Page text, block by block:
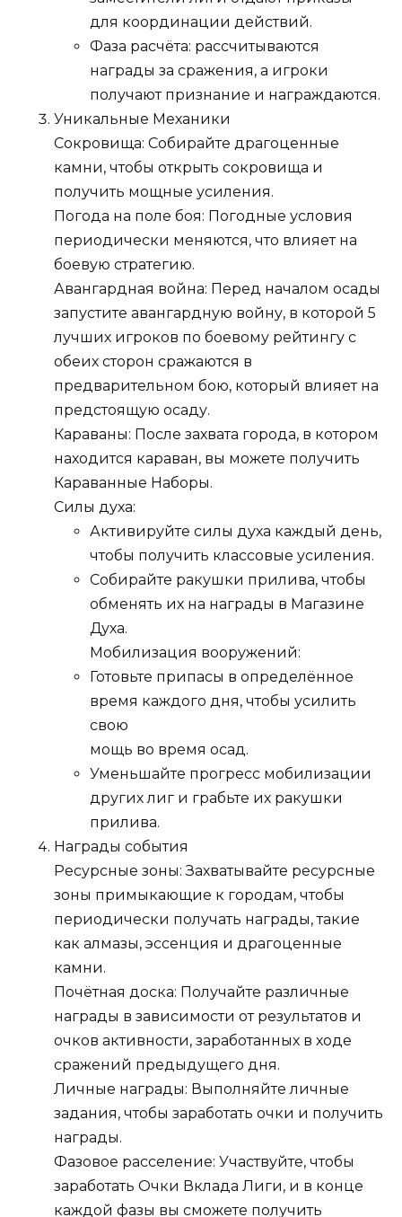
для координации действий.
Фаза расчёта: рассчитываются
награды за сражения, а игроки
получают признание и награждаются.
Уникальные Механики
Сокровища: Собирайте драгоценные
камни, чтобы открыть сокровища и
получить мощные усиления.
Погода на поле боя: Погодные условия
периодически меняются, что влияет на
боевую стратегию.
Авангардная война: Перед началом осады
запустите авангардную войну, в которой 5
лучших игроков по боевому рейтингу с
обеих сторон сражаются в
предварительном бою, который влияет на
предстоящую осаду.
Караваны: После захвата города, в котором
находится караван, вы можете получить
Караванные Наборы.
Силы духа:
Активируйте силы духа каждый день,
чтобы получить классовые усиления.
Собирайте ракушки прилива, чтобы
обменять их на награды в Магазине
Духа.
Мобилизация вооружений:
Готовьте припасы в определённое
время каждого дня, чтобы усилить
свою
мощь во время осад.
Уменьшайте прогресс мобилизации
других лиг и грабьте их ракушки
прилива.
Награды события
Ресурсные зоны: Захватывайте ресурсные
зоны примыкающие к городам, чтобы
периодически получать награды, такие
как алмазы, эссенция и драгоценные
камни.
Почётная доска: Получайте различные
награды в зависимости от результатов и
очков активности, заработанных в ходе
сражений предыдущего дня.
Личные награды: Выполняйте личные
задания, чтобы заработать очки и получить
награды.
Фазовое расселение: Участвуйте, чтобы
заработать Очки Вклада Лиги, и в конце
каждой фазы вы сможете получить